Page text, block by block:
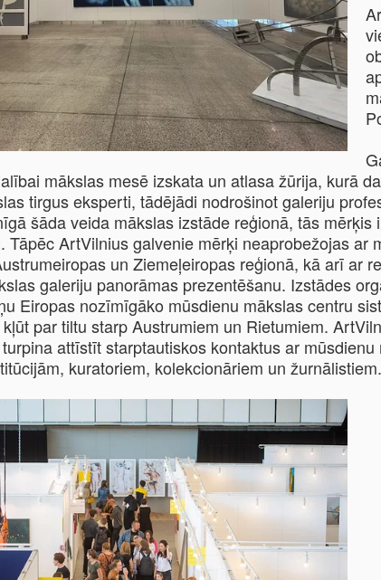
mākslas mesē izskata un atlasa žūrija, kurā
tirgus eksperti, tādējādi nodrošinot galeriju
šāda veida mākslas izstāde reģionā, tās mērķis
Tāpēc ArtVilnius galvenie mērķi neaprobežojas ar
un Ziemeļeiropas reģionā, kā arī ar
galeriju panorāmas prezentēšanu. Izstādes
Eiropas nozīmīgāko mūsdienu mākslas centru
par tiltu starp Austrumiem un Rietumiem.
attīstīt starptautiskos kontaktus ar mūsdienu
kuratoriem, kolekcionāriem un žurnālistiem.